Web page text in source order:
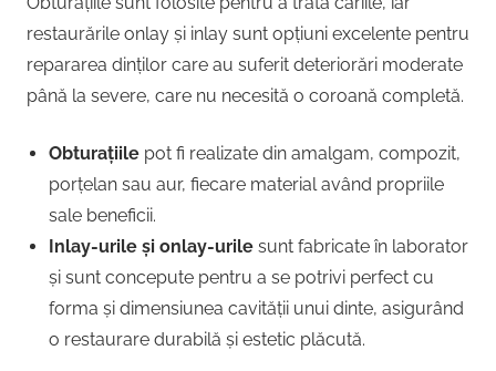
restaurările onlay și inlay sunt opțiuni excelente pentru
repararea dinților care au suferit deteriorări moderate
până la severe, care nu necesită o coroană completă.
Obturațiile pot fi realizate din amalgam, compozit,
porțelan sau aur, fiecare material având propriile
sale beneficii.
Inlay-urile și onlay-urile sunt fabricate în laborator
și sunt concepute pentru a se potrivi perfect cu
forma și dimensiunea cavității unui dinte, asigurând
o restaurare durabilă și estetic plăcută.